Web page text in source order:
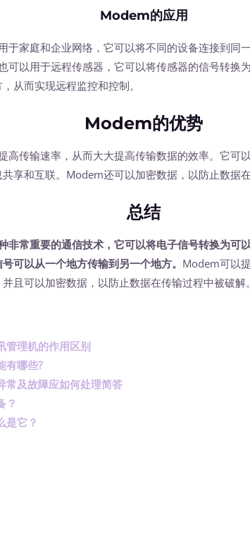
Modem的应用
家庭和企业网络，它可以将不同的设备连接到同
可以用于远程传感器，它可以将传感器的信号转换
从而实现远程监控和控制。
Modem的优势
传输速率，从而大大提高传输数据的效率。它可
享和互联。Modem还可以加密数据，以防止数据在
总结
非常重要的通信技术，它可以将电子信号转换为可
可以从一个地方传输到另一个地方。 Modem可以
且可以加密数据，以防止数据在传输过程中被破解。
管理机的作用区别
有哪些?
常及故障应如何处理简答
？
是它？